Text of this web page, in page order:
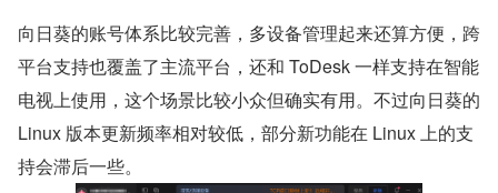
向日葵的账号体系比较完善，多设备管理起来还算方便，跨
平台支持也覆盖了主流平台，还和 ToDesk 一样支持在智能
电视上使用，这个场景比较小众但确实有用。不过向日葵的
Linux 版本更新频率相对较低，部分新功能在 Linux 上的支
持会滞后一些。